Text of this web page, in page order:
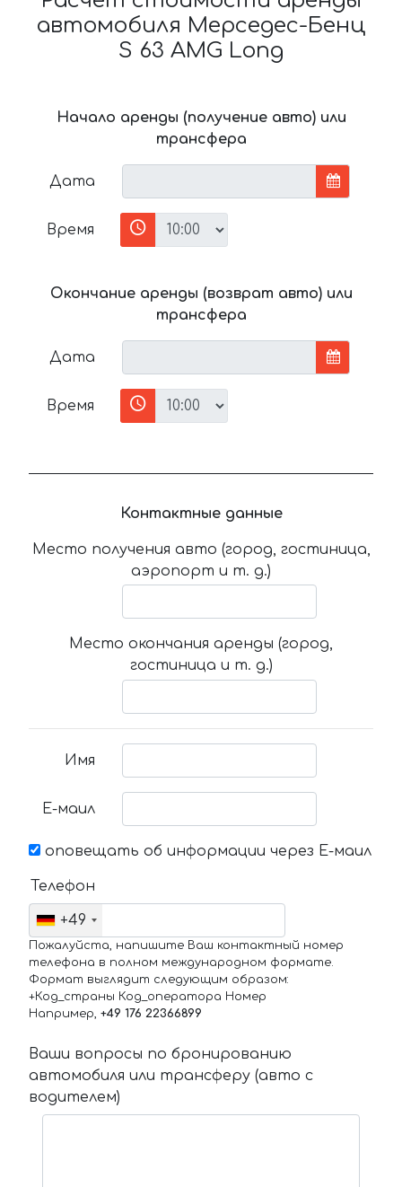
автомобиля Мерседес-Бенц
S 63 AMG Long
Начало аренды (получение авто) или
трансфера
Дата
Время
Окончание аренды (возврат авто) или
трансфера
Дата
Время
Контактные данные
Место получения авто (город, гостиница,
аэропорт и т. д.)
Место окончания аренды (город,
гостиница и т. д.)
Имя
Е-маил
оповещать об информации через Е-маил
Телефон
+49
Пожалуйста, напишите Ваш контактный номер
телефона в полном международном формате.
Формат выглядит следующим образом:
+Код_страны Код_оператора Номер
Например, +49 176 22366899
Ваши вопросы по бронированию
автомобиля или трансферу (авто с
водителем)